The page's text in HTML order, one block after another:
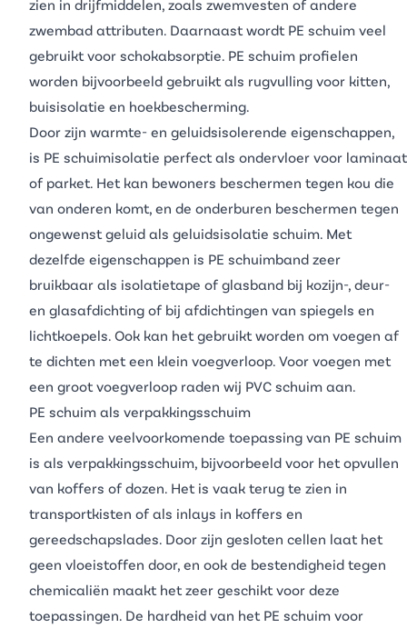
zien in drijfmiddelen, zoals zwemvesten of andere
zwembad attributen. Daarnaast wordt PE schuim veel
gebruikt voor schokabsorptie. PE schuim profielen
worden bijvoorbeeld gebruikt als rugvulling voor kitten,
buisisolatie en hoekbescherming.
Door zijn warmte- en geluidsisolerende eigenschappen,
is PE schuimisolatie perfect als ondervloer voor laminaat
of parket. Het kan bewoners beschermen tegen kou die
van onderen komt, en de onderburen beschermen tegen
ongewenst geluid als geluidsisolatie schuim. Met
dezelfde eigenschappen is PE schuimband zeer
bruikbaar als isolatietape of glasband bij kozijn-, deur-
en glasafdichting of bij afdichtingen van spiegels en
lichtkoepels. Ook kan het gebruikt worden om voegen af
te dichten met een klein voegverloop. Voor voegen met
een groot voegverloop raden wij PVC schuim aan.
PE schuim als verpakkingsschuim
Een andere veelvoorkomende toepassing van PE schuim
is als verpakkingsschuim, bijvoorbeeld voor het opvullen
van koffers of dozen. Het is vaak terug te zien in
transportkisten of als inlays in koffers en
gereedschapslades. Door zijn gesloten cellen laat het
geen vloeistoffen door, en ook de bestendigheid tegen
chemicaliën maakt het zeer geschikt voor deze
toepassingen. De hardheid van het PE schuim voor